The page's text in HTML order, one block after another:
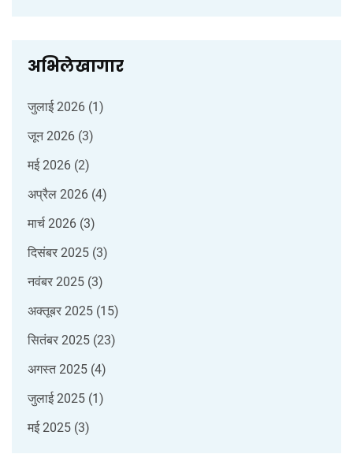
अभिलेखागार
जुलाई 2026 (1)
जून 2026 (3)
मई 2026 (2)
अप्रैल 2026 (4)
मार्च 2026 (3)
दिसंबर 2025 (3)
नवंबर 2025 (3)
अक्तूबर 2025 (15)
सितंबर 2025 (23)
अगस्त 2025 (4)
जुलाई 2025 (1)
मई 2025 (3)